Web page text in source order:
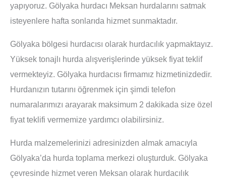
yapıyoruz. Gölyaka hurdacı Meksan hurdalarını satmak
isteyenlere hafta sonlarıda hizmet sunmaktadır.
Gölyaka bölgesi hurdacısı olarak hurdacılık yapmaktayız.
Yüksek tonajlı hurda alışverişlerinde yüksek fiyat teklif
vermekteyiz. Gölyaka hurdacısı firmamız hizmetinizdedir.
Hurdanızın tutarını öğrenmek için şimdi telefon
numaralarımızı arayarak maksimum 2 dakikada size özel
fiyat teklifi vermemize yardımcı olabilirsiniz.
Hurda malzemelerinizi adresinizden almak amacıyla
Gölyaka’da hurda toplama merkezi oluşturduk. Gölyaka
çevresinde hizmet veren Meksan olarak hurdacılık